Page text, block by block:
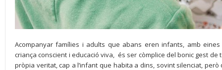
Acompanyar famílies i adults que abans eren infants, amb
criança conscient i educació viva, és ser còmplice del bonic gest
pròpia veritat, cap a l’infant que habita a dins, sovint silenciat,